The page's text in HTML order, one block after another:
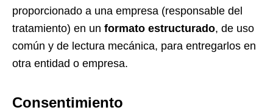
proporcionado a una empresa (responsable del
tratamiento) en un formato estructurado, de uso
común y de lectura mecánica, para entregarlos en
otra entidad o empresa.
Consentimiento